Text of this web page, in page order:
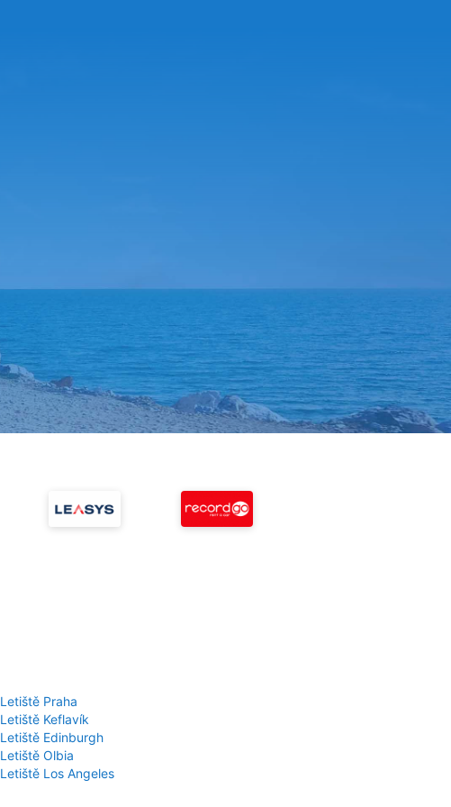
Letiště Praha
Letiště Keflavík
Letiště Edinburgh
Letiště Olbia
Letiště Los Angeles